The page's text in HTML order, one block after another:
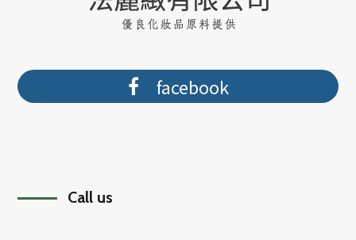
facebook
Call us